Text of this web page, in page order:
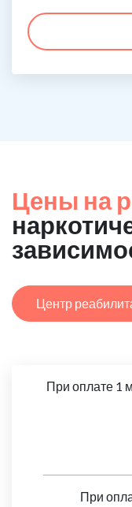
Цены на
Центр
При оплате 1
При